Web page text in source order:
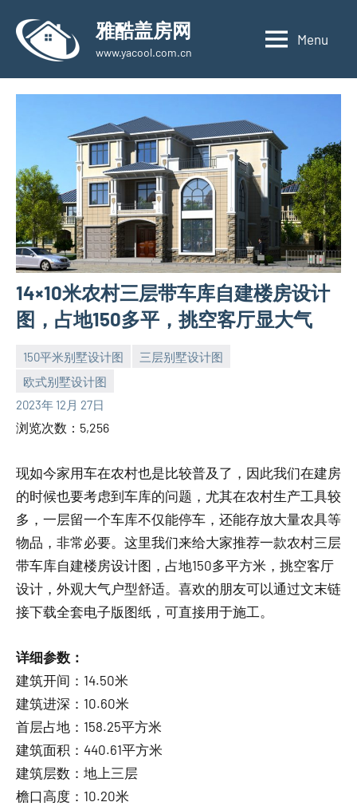
content
雅酷盖房网
www.yacool.com.cn
Menu
14×10米农村三层带车库自建楼房设计
图，占地150多平，挑空客厅显大气
150平米别墅设计图
三层别墅设计图
欧式别墅设计图
2023年 12月 27日
yacool
浏览次数：5,256
现如今家用车在农村也是比较普及了，因此我们在建房
的时候也要考虑到车库的问题，尤其在农村生产工具较
多，一层留一个车库不仅能停车，还能存放大量农具等
物品，非常必要。这里我们来给大家推荐一款农村三层
带车库自建楼房设计图，占地150多平方米，挑空客厅
设计，外观大气户型舒适。喜欢的朋友可以通过文末链
接下载全套电子版图纸，可直接用于施工。
详细参数：
建筑开间：14.50米
建筑进深：10.60米
首层占地：158.25平方米
建筑面积：440.61平方米
建筑层数：地上三层
檐口高度：10.20米